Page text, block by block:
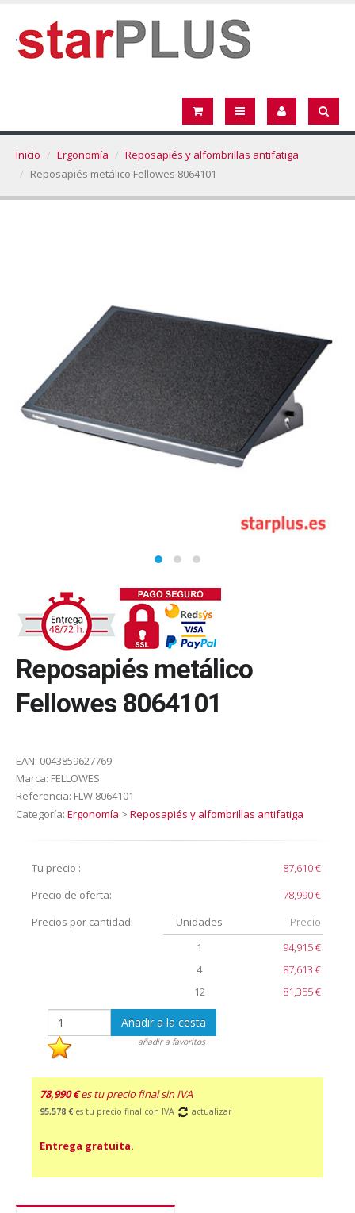
Inicio Ergonomía
Reposapiés y alfombrillas antifatiga
Reposapiés metálico Fellowes 8064101
Reposapiés metálico
Fellowes 8064101
EAN: 0043859627769
Marca: FELLOWES
Referencia: FLW 8064101
Categoría: Ergonomía > Reposapiés y alfombrillas antifatiga
Tu precio :
87,610 €
Precio de oferta:
78,990 €
Precios por cantidad:
Unidades
Precio
1
94,915 €
4
87,613 €
12
81,355 €
Añadir a la cesta
añadir a favoritos
78,990 € es tu precio final sin IVA
95,578 € es tu precio final con IVA actualizar
Entrega gratuita.